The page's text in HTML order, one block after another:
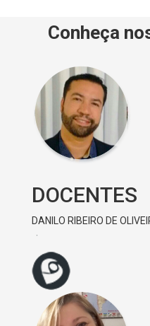
Conheça
DOCENTES
DANILO RIBEIRO DE